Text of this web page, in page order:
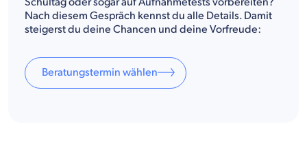
Nach diesem Gespräch kennst du alle Details. Damit
steigerst du deine Chancen und deine Vorfreude:
Beratungstermin wählen